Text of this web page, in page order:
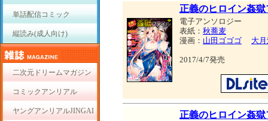
単話配信コミック
縦読み(成人向け)
二次元ドリームマガジン
コミックアンリアル
ヤングアンリアルJINGAI
正義のヒロイン姦
電子アンソロジー
表紙： 秋蕎麦
漫画： 山田ゴゴゴ 大
2017/4/7発売
正義のヒロイン姦